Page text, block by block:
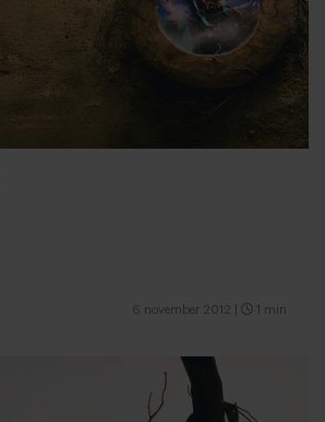
6 november 2012 1 min